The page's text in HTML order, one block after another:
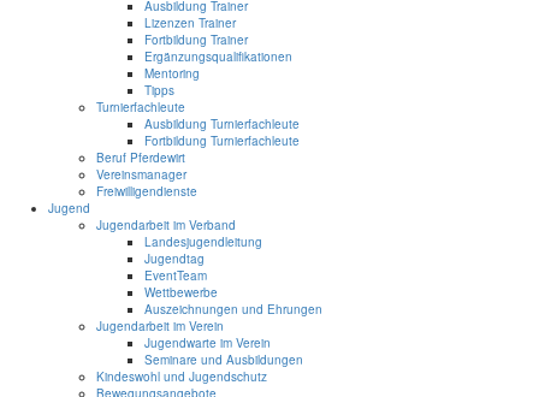
Ausbildung Trainer
Lizenzen Trainer
Fortbildung Trainer
Ergänzungsqualifikationen
Mentoring
Tipps
Turnierfachleute
Ausbildung Turnierfachleute
Fortbildung Turnierfachleute
Beruf Pferdewirt
Vereinsmanager
Freiwilligendienste
Jugend
Jugendarbeit im Verband
Landesjugendleitung
Jugendtag
EventTeam
Wettbewerbe
Auszeichnungen und Ehrungen
Jugendarbeit im Verein
Jugendwarte im Verein
Seminare und Ausbildungen
Kindeswohl und Jugendschutz